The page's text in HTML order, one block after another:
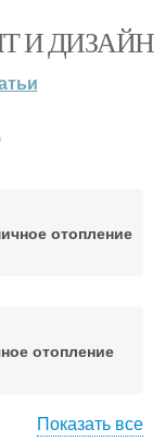
И ДИЗАЙН
отопление
отопление
Показать все